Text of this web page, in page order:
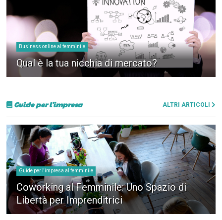
Business online al femminile
Qual è la tua nicchia di mercato?
Guide per l'impresa ALTRI ARTICOLI
Guide per l'impresa al femminile
Coworking al Femminile: Uno Spazio di
Libertà per Imprenditrici